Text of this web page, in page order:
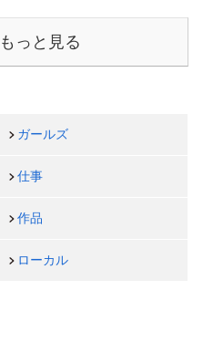
っと見る
ガールズ
仕事
作品
ローカル